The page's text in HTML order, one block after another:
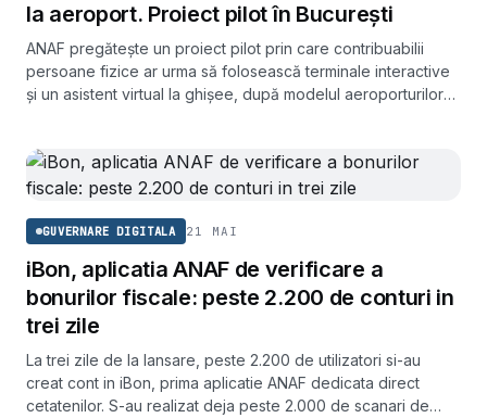
la aeroport. Proiect pilot în București
ANAF pregătește un proiect pilot prin care contribuabilii
persoane fizice ar urma să folosească terminale interactive
și un asistent virtual la ghișee, după modelul aeroporturilor
GUVERNARE DIGITALA 21 MAI
iBon, aplicatia ANAF de verificare a
bonurilor fiscale: peste 2.200 de conturi in
trei zile
La trei zile de la lansare, peste 2.200 de utilizatori si-au
creat cont in iBon, prima aplicatie ANAF dedicata direct
cetatenilor. S-au realizat deja peste 2.000 de scanari de